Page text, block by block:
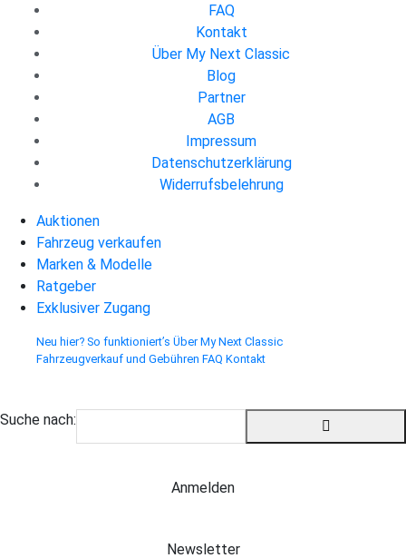
FAQ
Kontakt
Über My Next Classic
Blog
Partner
AGB
Impressum
Datenschutzerklärung
Widerrufsbelehrung
Auktionen
Fahrzeug verkaufen
Marken & Modelle
Ratgeber
Exklusiver Zugang
Neu hier? So funktioniert’s Über My Next Classic
Fahrzeugverkauf und Gebühren FAQ Kontakt
Suche nach:
Anmelden
Newsletter